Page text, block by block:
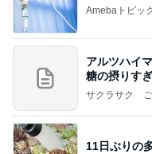
Amebaトピッ
アルツハイ
糖の摂りす
の恐
サクラサク
11日ぶりの